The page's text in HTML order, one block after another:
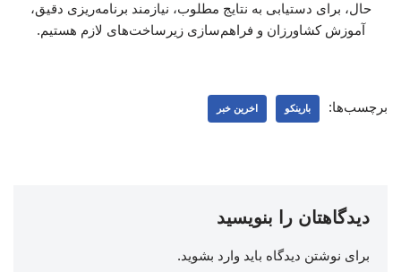
حال، برای دستیابی به نتایج مطلوب، نیازمند برنامه‌ریزی دقیق،
آموزش کشاورزان و فراهم‌سازی زیرساخت‌های لازم هستیم.
برچسب‌ها: بارینکو اخرین خبر
دیدگاهتان را بنویسید
برای نوشتن دیدگاه باید وارد بشوید.